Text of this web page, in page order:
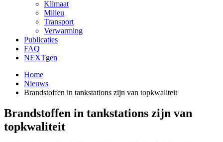
Klimaat
Milieu
Transport
Verwarming
Publicaties
FAQ
NEXTgen
Home
Nieuws
Brandstoffen in tankstations zijn van topkwaliteit
Brandstoffen in tankstations zijn van
topkwaliteit